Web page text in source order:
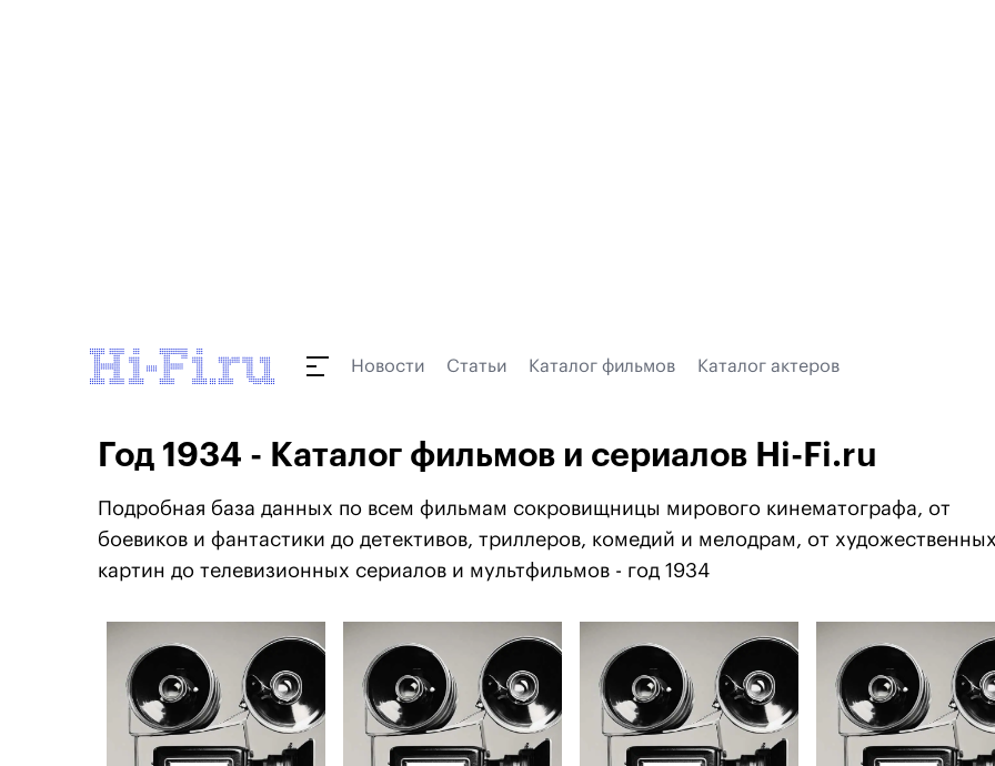
Новости Статьи Каталог фильмов Каталог актеров
Год 1934 - Каталог фильмов и сериалов Hi-Fi.ru
Подробная база данных по всем фильмам сокровищницы мирового кинематографа, от
боевиков и фантастики до детективов, триллеров, комедий и мелодрам, от
картин до телевизионных сериалов и мультфильмов - год 1934